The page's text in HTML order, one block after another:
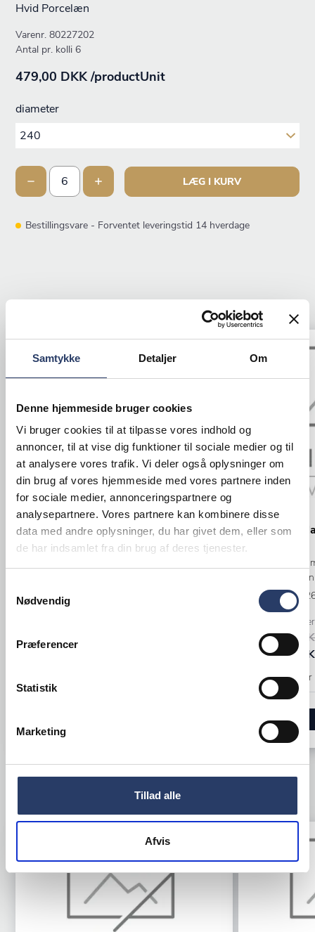
Samtykke Detaljer Om
Denne hjemmeside bruger cookies
Vi bruger cookies til at tilpasse vores indhold og
annoncer, til at vise dig funktioner til sociale medier og til
at analysere vores trafik. Vi deler også oplysninger om
din brug af vores hjemmeside med vores partnere inden
for sociale medier, annonceringspartnere og
analysepartnere. Vores partnere kan kombinere disse
data med andre oplysninger, du har givet dem, eller som
de har indsamlet fra din brug af deres tjenester.
Nødvendig
Præferencer
Statistik
Marketing
Tillad alle
Afvis
Hvid Porcelæn
Varenr. 80227202
Antal pr. kolli 6
479,00 DKK /productUnit
diameter
LÆG I KURV
Bestillingsvare - Forventet leveringstid 14 hverdage
Steelite
Tallerken Asteria
Ø: 165 mm
Varenr.84900013
Bestillingsvare - Forventet leveringstid 21
Serax
Tallerken
ØxH: 200x30
Hvid Porcelæn
Varenr.
+25 på lager
328,00
112,00
Så længe